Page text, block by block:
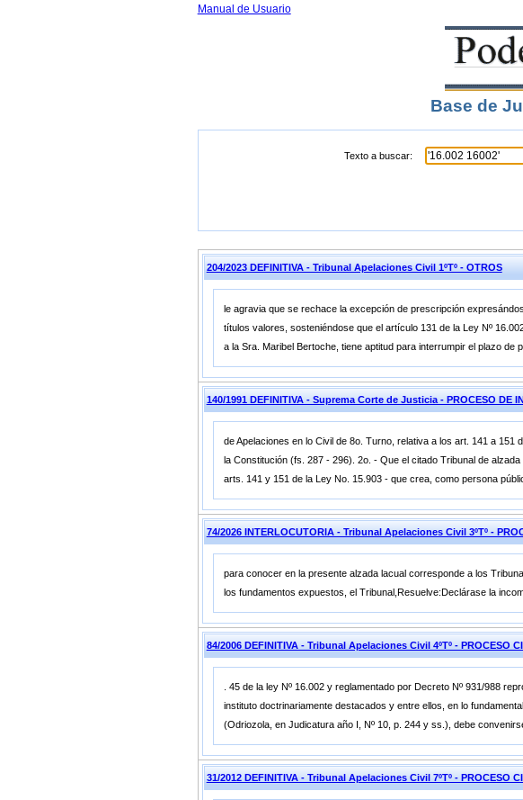
Manual de Usuario
Base de
Texto a buscar:
204/2023 DEFINITIVA - Tribunal Apelaciones Civil 1ºTº - OTROS
le agravia que se rechace la excepción de prescripción
títulos valores, sosteniéndose que el artículo 131 de la Ley Nº
a la Sra. Maribel Bertoche, tiene aptitud para interrumpir el plazo de
140/1991 DEFINITIVA - Suprema Corte de Justicia - PROCESO DE
de Apelaciones en lo Civil de 8o. Turno, relativa a los art. 141 a
la Constitución (fs. 287 - 296). 2o. - Que el citado Tribunal de
arts. 141 y 151 de la Ley No. 15.903 - que crea, como persona
74/2026 INTERLOCUTORIA - Tribunal Apelaciones Civil 3ºTº -
para conocer en la presente alzada lacual corresponde a los
los fundamentos expuestos, el Tribunal,Resuelve:Declárase la
84/2006 DEFINITIVA - Tribunal Apelaciones Civil 4ºTº - PROCESO
. 45 de la ley Nº 16.002 y reglamentado por Decreto Nº 931/988
instituto doctrinariamente destacados y entre ellos, en lo
(Odriozola, en Judicatura año I, Nº 10, p. 244 y ss.), debe
31/2012 DEFINITIVA - Tribunal Apelaciones Civil 7ºTº - PROCESO